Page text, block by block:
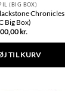
(BIG BOX)
Chronicles
Big Box)
kr.
TIL KURV